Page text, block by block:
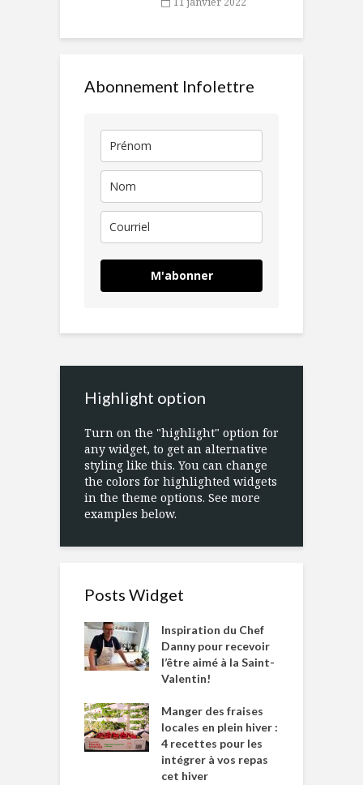
Abonnement Infolettre
M'abonner
Highlight option
Turn on the "highlight" option for
any widget, to get an alternative
styling like this. You can change
the colors for highlighted widgets
in the theme options. See more
examples below.
Posts Widget
Inspiration du Chef
Danny pour recevoir
l’être aimé à la Saint-
Valentin!
Manger des fraises
locales en plein hiver :
4 recettes pour les
intégrer à vos repas
cet hiver